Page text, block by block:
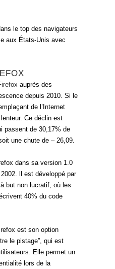
le top des navigateurs
aux États-Unis avec
auprès des
depuis 2010. Si le
de l’Internet
Ce déclin est
passent de 30,17% de
une chute de – 26,09.
dans sa version 1.0
ll est développé par
but non lucratif, où les
40% du code
est son option
le pistage”, qui est
Elle permet un
lors de la